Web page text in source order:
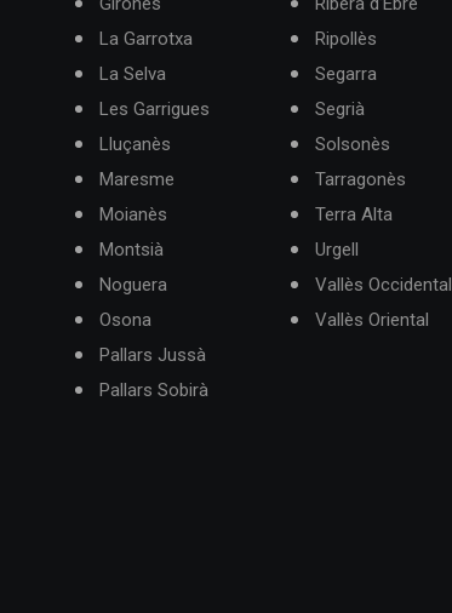
La Garrotxa
La Selva
Les Garrigues
Lluçanès
Maresme
Moianès
Montsià
Noguera
Osona
Pallars Jussà
Pallars Sobirà
Ripollès
Segarra
Segrià
Solsonès
Tarragonès
Terra Alta
Urgell
Vallès Occidental
Vallès Oriental